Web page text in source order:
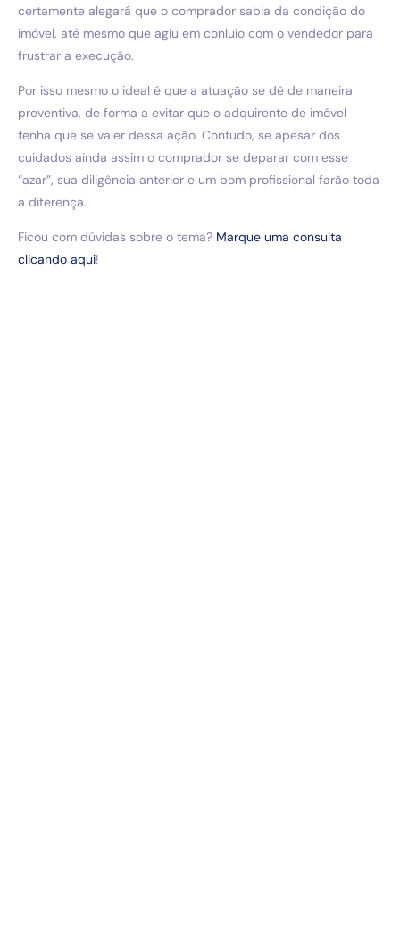
certamente alegará que o comprador sabia da condição do
imóvel, até mesmo que agiu em conluio com o vendedor para
frustrar a execução.
Por isso mesmo o ideal é que a atuação se dê de maneira
preventiva, de forma a evitar que o adquirente de imóvel
tenha que se valer dessa ação. Contudo, se apesar dos
cuidados ainda assim o comprador se deparar com esse
“azar”, sua diligência anterior e um bom profissional farão toda
a diferença.
Ficou com dúvidas sobre o tema? Marque uma consulta
clicando aqui!